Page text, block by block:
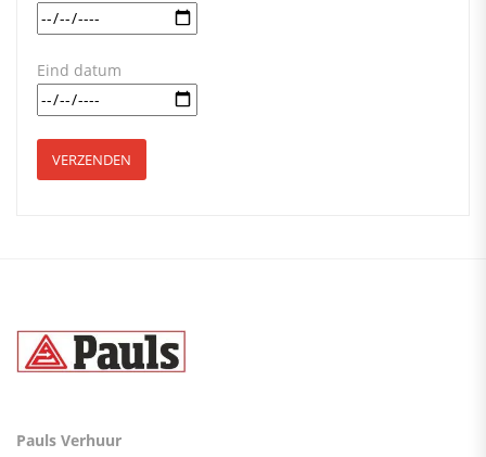
Eind datum
Pauls Verhuur